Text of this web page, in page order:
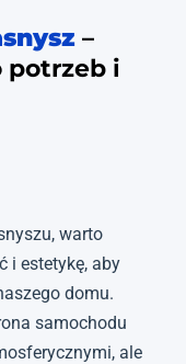
–
potrzeb i
warto
i estetykę, aby
domu.
samochodu
ale